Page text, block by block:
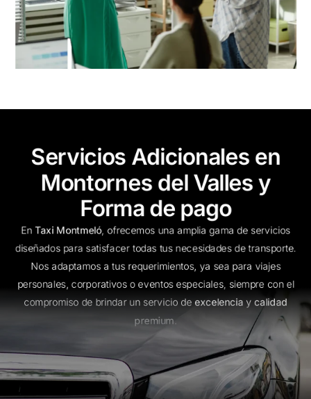
Servicios Adicionales en
Montornes del Valles y
Forma de pago
En Taxi Montmeló, ofrecemos una amplia gama de servicios
diseñados para satisfacer todas tus necesidades de transporte.
Nos adaptamos a tus requerimientos, ya sea para viajes
personales, corporativos o eventos especiales, siempre con el
compromiso de brindar un servicio de excelencia y calidad
premium.